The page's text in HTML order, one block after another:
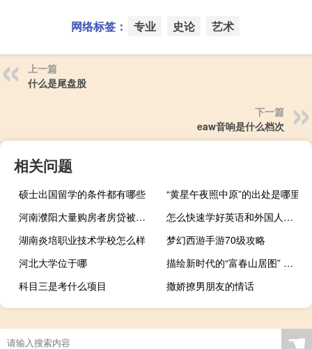
网络标签： 专业 史论 艺术
上一篇
什么是尾盘股
下一篇
eaw音响是什么档次
相关问题
硕士出国留学的条件都有哪些
“黄星午夜照中原”的出处是哪里
河南濮阳大量购房者房贷被办成消费贷？濮阳农商银行回应：对有关客户将逐一排查
怎么快速学好英语和外国人交流 怎么快速学好英语
湖南炎培职业技术学校怎么样
梦幻西游手游70级攻略
河北大学位于哪
描绘新时代的“富春山居图” 一线调研 到底什么情况嘞
科目三是考什么项目
撒娇撩男朋友的情话
☚